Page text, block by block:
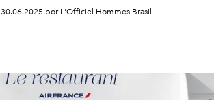
30.06.2025 por L'Officiel Hommes Brasil